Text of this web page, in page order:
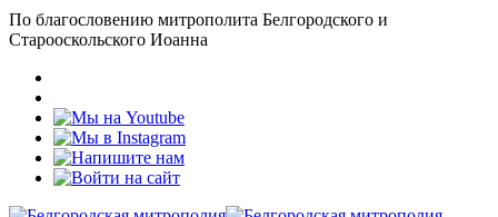
По благословению митрополита Белгородского и
Старооскольского Иоанна